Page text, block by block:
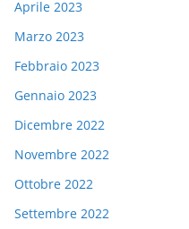
Aprile 2023
Marzo 2023
Febbraio 2023
Gennaio 2023
Dicembre 2022
Novembre 2022
Ottobre 2022
Settembre 2022